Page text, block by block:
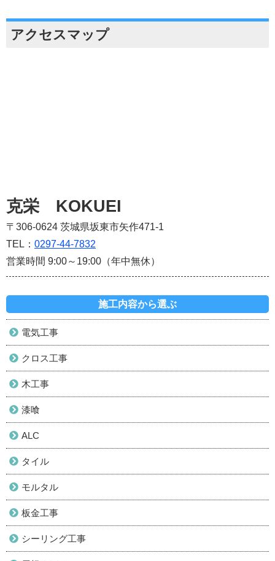
アクセスマップ
克栄 KOKUEI
〒306-0624 茨城県坂東市矢作471-1
TEL： 0297-44-7832
営業時間 9:00～19:00（年中無休）
施工内容から選ぶ
電気工事
クロス工事
木工事
漆喰
ALC
タイル
モルタル
板金工事
シーリング工事